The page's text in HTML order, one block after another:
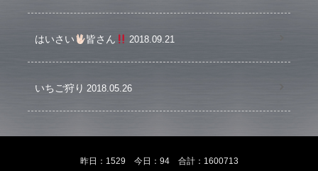
はいさい 皆さん 2018.09.21
いちご狩り 2018.05.26
昨日：1529 今日：94 合計：1600713